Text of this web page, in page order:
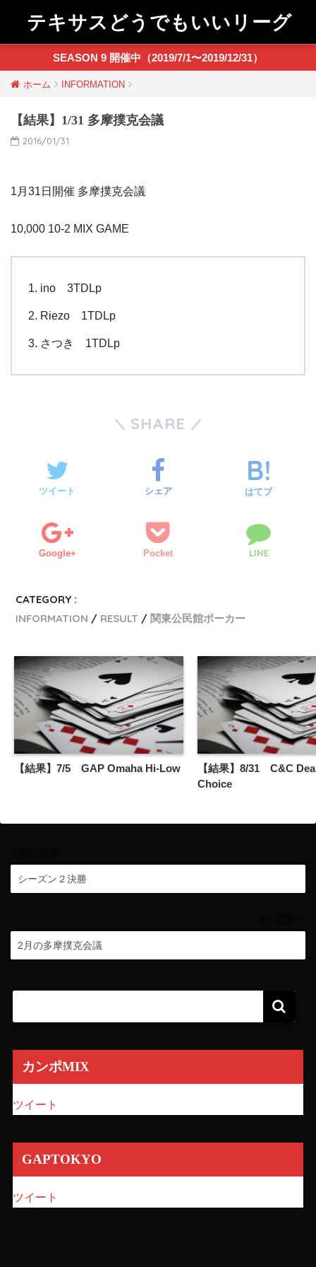
テキサスどうでもいいリーグ
SEASON 9 開催中（2019/7/1〜2019/12/31）
ホーム INFORMATION
【結果】1/31 多摩撲克会議
2016/01/31
1月31日開催 多摩撲克会議
10,000 10-2 MIX GAME
ino 3TDLp
Riezo 1TDLp
さつき 1TDLp
SHARE
ツイート シェア はてブ
Google+ Pocket LINE
CATEGORY :
INFORMATION
RESULT 関東公民館ポーカー
【結果】7/5 GAP Omaha Hi-Low
【結果】8/31 C&C
Choice
シーズン２決勝
2月の多摩撲克会議
カンポMIX
ツイート
GAPTOKYO
ツイート